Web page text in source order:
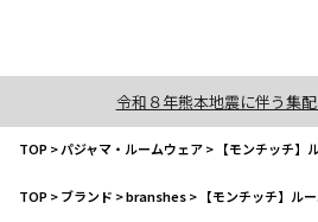
令和８年熊本地震に伴う集
TOP>パジャマ・ルームウェア> 【モンチッチ】
TOP>ブランド >branshes> 【モンチッチ】ル